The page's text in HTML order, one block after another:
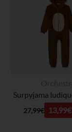
27,99€ 13,99€